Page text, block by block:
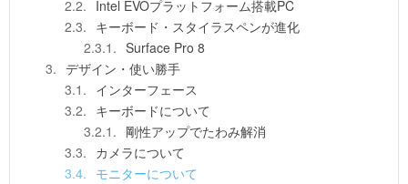
Intel EVOプラットフォーム搭載PC
キーボード・スタイラスペンが進化
Surface Pro 8
デザイン・使い勝手
インターフェース
キーボードについて
剛性アップでたわみ解消
カメラについて
モニターについて